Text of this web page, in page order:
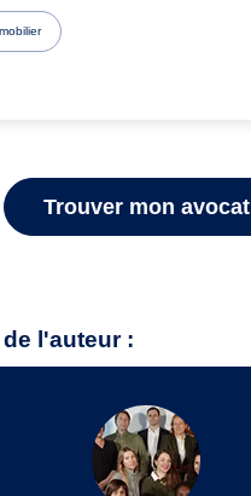
Trouver mon avocat
l'auteur :